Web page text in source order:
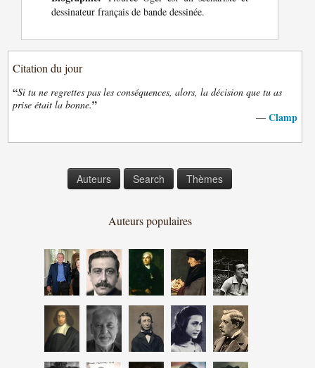
dessinateur français de bande dessinée.
Citation du jour
“Si tu ne regrettes pas les conséquences, alors, la décision que tu as
prise était la bonne.”
— Clamp
Auteurs Search Thèmes
Auteurs populaires